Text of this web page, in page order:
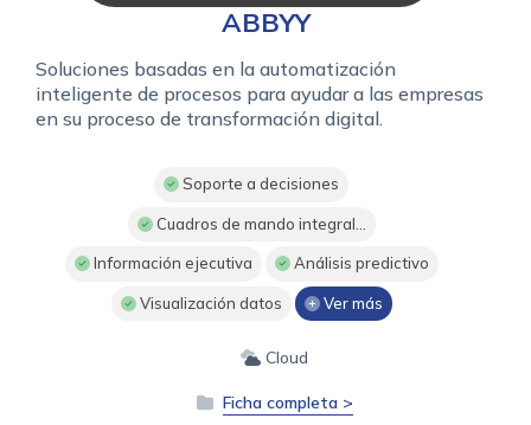
ABBYY
Soluciones basadas en la automatización
inteligente de procesos para ayudar a las empresas
en su proceso de transformación digital.
Soporte a decisiones
Cuadros de mando integral...
Información ejecutiva Análisis predictivo
Visualización datos Ver más
Cloud
Ficha completa >